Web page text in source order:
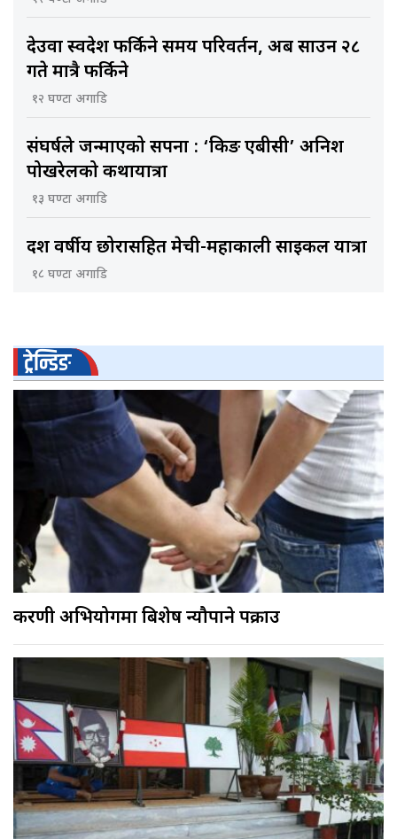
देउवा स्वदेश फर्किने समय परिवर्तन, अब साउन २८
गते मात्रै फर्किने
१२ घण्टा अगाडि
संघर्षले जन्माएको सपना : ‘किङ एबीसी’ अनिश
पोखरेलको कथायात्रा
१३ घण्टा अगाडि
दश वर्षीय छोरासहित मेची-महाकाली साइकल यात्रा
१८ घण्टा अगाडि
ट्रेन्डिङ
करणी अभियोगमा बिशेष न्यौपाने पक्राउ